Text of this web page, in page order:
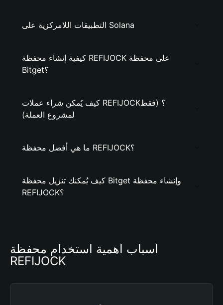
التطبيقات اللامركزية على Solana
كيفية إنشاء محفظة REFIJOCK على محفظة
Bitget؟
كيف يُمكن شراء عملات REFIJOCK؟ (فقط
لمشروع العملة)
ما هي أفضل محفظة REFIJOCK؟
كيف يُمكنك تنزيل محفظة Bitget وإنشاء محفظة
REFIJOCK؟
أسباب أهمية استخدام محفظة
REFIJOCK